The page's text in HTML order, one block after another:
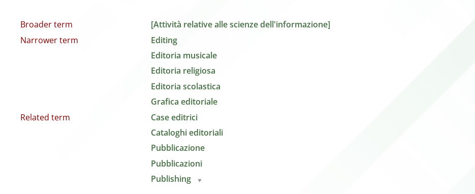
Broader term
[Attività relative alle scienze dell'informazione]
Narrower term
Editing
Editoria musicale
Editoria religiosa
Editoria scolastica
Grafica editoriale
Related term
Case editrici
Cataloghi editoriali
Pubblicazione
Pubblicazioni
Publishing